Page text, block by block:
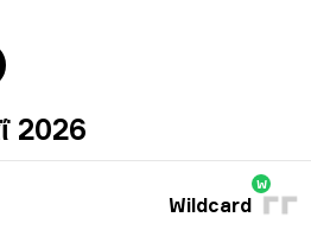
2026
W
Wildcard